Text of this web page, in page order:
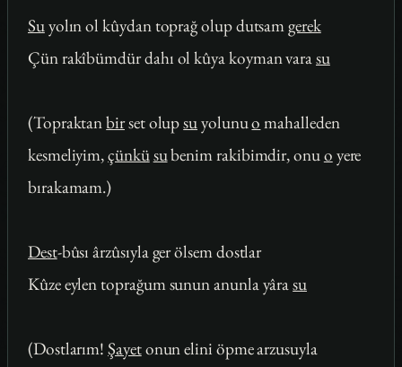
Suyolın ol kûydan toprağ olup dutsamgerek
Çün rakîbümdür dahı ol kûya koyman varasu
(Topraktanbirset olupsuyolunuo mahalleden
kesmeliyim,çünküsubenim rakibimdir, onuo yere
bırakamam.)
Dest-bûsı ârzûsıyla ger ölsem dostlar
Kûze eylen toprağum sunun anunla yârasu
(Dostlarım!Şayetonun elini öpme arzusuyla